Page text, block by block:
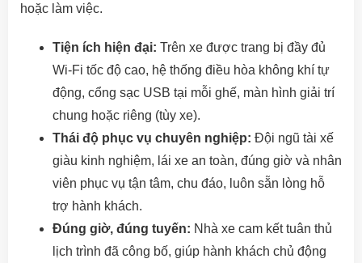
hoặc làm việc.
Tiện ích hiện đại: Trên xe được trang bị đầy đủ
Wi-Fi tốc độ cao, hệ thống điều hòa không khí tự
động, cổng sạc USB tại mỗi ghế, màn hình giải trí
chung hoặc riêng (tùy xe).
Thái độ phục vụ chuyên nghiệp: Đội ngũ tài xế
giàu kinh nghiệm, lái xe an toàn, đúng giờ và nhân
viên phục vụ tận tâm, chu đáo, luôn sẵn lòng hỗ
trợ hành khách.
Đúng giờ, đúng tuyến: Nhà xe cam kết tuân thủ
lịch trình đã công bố, giúp hành khách chủ động